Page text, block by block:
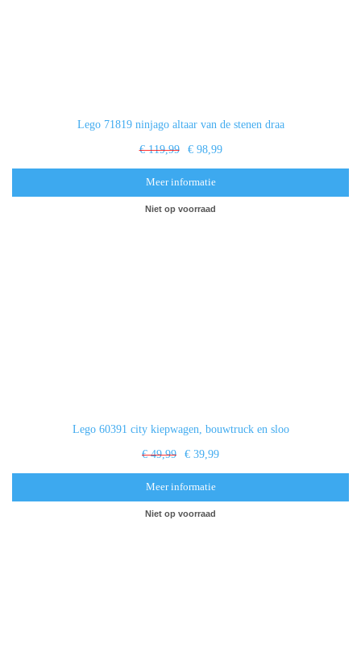
Lego 71819 ninjago altaar van de stenen draa
€ 119,99 € 98,99
Meer informatie
Niet op voorraad
Lego 60391 city kiepwagen, bouwtruck en sloo
€ 49,99 € 39,99
Meer informatie
Niet op voorraad